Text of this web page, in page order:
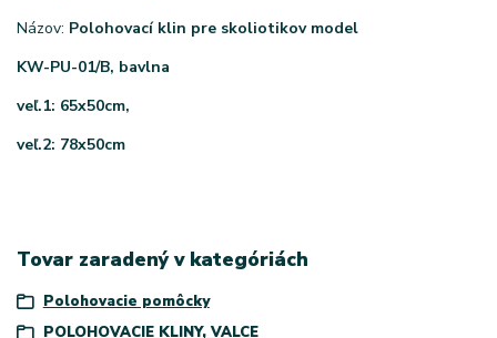
Názov: Polohovacíklin pre skoliotikov model
KW-PU-01/B, bavlna
veľ.1: 65x50cm,
veľ.2: 78x50cm
Tovar zaradený v kategóriách
Polohovacie pomôcky
POLOHOVACIE KLINY, VALCE